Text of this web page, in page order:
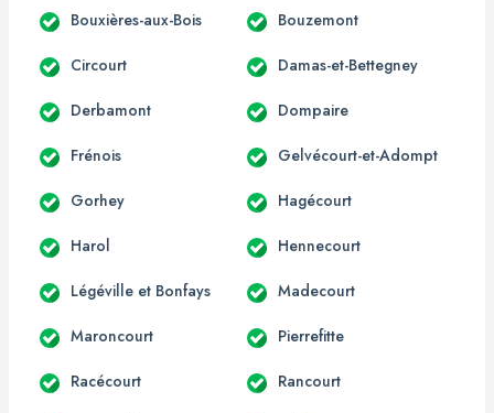
Bouxières-aux-Bois Bouzemont
Circourt Damas-et-Bettegney
Derbamont Dompaire
Frénois Gelvécourt-et-Adompt
Gorhey Hagécourt
Harol Hennecourt
Légéville et Bonfays Madecourt
Maroncourt Pierrefitte
Racécourt Rancourt